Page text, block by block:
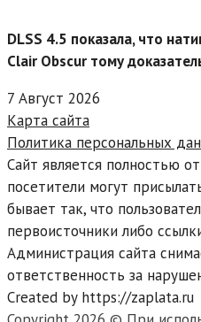
DLSS 4.5 показала, что
Clair Obscur тому
7 Август 2026
Карта сайта
Политика персональных
Сайт является полностью
посетители могут
бывает так, что
первоисточники либо
Администрация сайта
ответственность за
Created by https://zaplata.ru